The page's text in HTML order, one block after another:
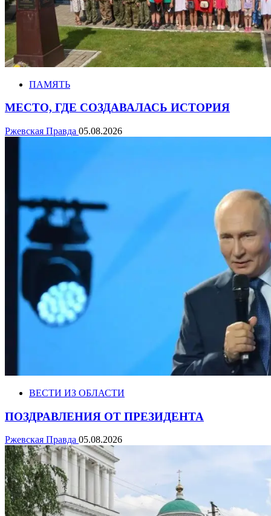
ПАМЯТЬ
МЕСТО, ГДЕ СОЗДАВАЛАСЬ ИСТОРИЯ
Ржевская Правда 05.08.2026
ВЕСТИ ИЗ ОБЛАСТИ
ПОЗДРАВЛЕНИЯ ОТ ПРЕЗИДЕНТА
Ржевская Правда 05.08.2026